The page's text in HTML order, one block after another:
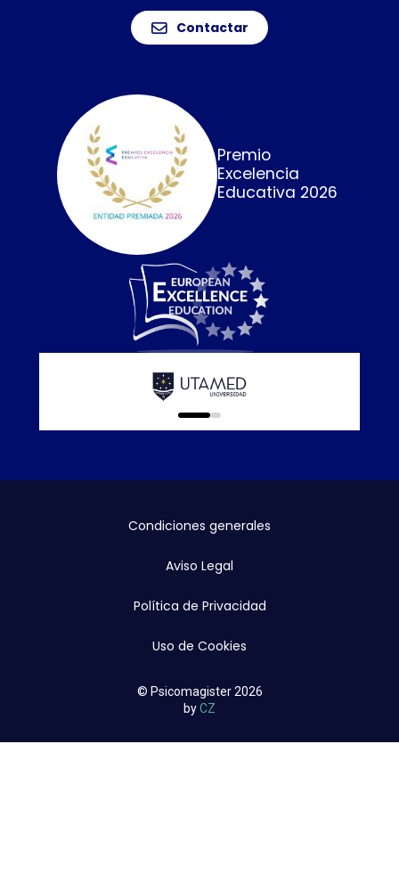
Contactar
Premio
Excelencia
Educativa 2026
0
1
Condiciones generales
Aviso Legal
Política de Privacidad
Uso de Cookies
© Psicomagister 2026
byCZ